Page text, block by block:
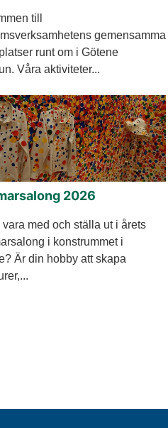
till
gemensamma
runt om i Götene
Våra aktiviteter...
2026
med och ställa ut i årets
i konstrummet i
Är din hobby att skapa